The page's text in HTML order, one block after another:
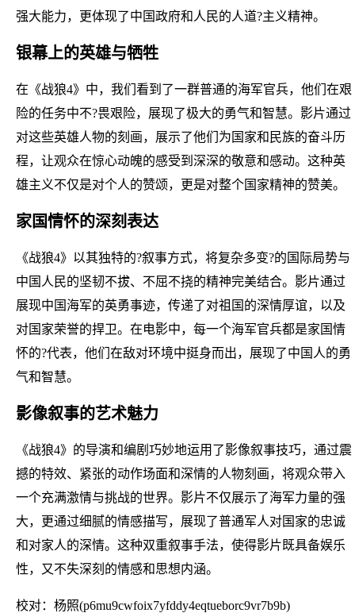
强大能力，更体现了中国政府和人民的人道?主义精神。
银幕上的英雄与牺牲
在《战狼4》中，我们看到了一群普通的海军官兵，他们在艰
险的任务中不?畏艰险，展现了极大的勇气和智慧。影片通过
对这些英雄人物的刻画，展示了他们为国家和民族的奋斗历
程，让观众在惊心动魄的感受到深深的敬意和感动。这种英
雄主义不仅是对个人的赞颂，更是对整个国家精神的赞美。
家国情怀的深刻表达
《战狼4》以其独特的?叙事方式，将复杂多变?的国际局势与
中国人民的坚韧不拔、不屈不挠的精神完美结合。影片通过
展现中国海军的英勇事迹，传递了对祖国的深情厚谊，以及
对国家荣誉的捍卫。在电影中，每一个海军官兵都是家国情
怀的?代表，他们在敌对环境中挺身而出，展现了中国人的勇
气和智慧。
影像叙事的艺术魅力
《战狼4》的导演和编剧巧妙地运用了影像叙事技巧，通过震
撼的特效、紧张的动作场面和深情的人物刻画，将观众带入
一个充满激情与挑战的世界。影片不仅展示了海军力量的强
大，更通过细腻的情感描写，展现了普通军人对国家的忠诚
和对家人的深情。这种双重叙事手法，使得影片既具备娱乐
性，又不失深刻的情感和思想内涵。
校对：杨照(p6mu9cwfoix7yfddy4eqtueborc9vr7b9b)